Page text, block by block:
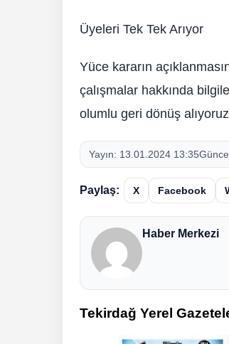
Üyeleri Tek Tek Arıyor
Yüce kararın
çalışmalar hakkında
olumlu geri dönüş
Yayın: 13.01.2024 13:35
Paylaş: X Facebook
Haber Merkezi
Tekirdağ Yerel